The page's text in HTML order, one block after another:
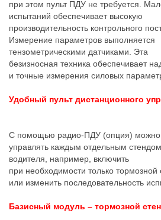
при этом пульт ПДУ не требуется.
испытаний обеспечивает высокую
производительность контрольного
Измерение параметров выполняется
тензометрическими датчиками. Эта
безизносная техника обеспечивает
и точные измерения силовых
Удобный пульт дистанционного
С помощью радио-ПДУ (опция) можно
управлять каждым отдельным
водителя, например, включить
при необходимости только тормозной
или изменить последовательность
Базисный модуль – тормозной